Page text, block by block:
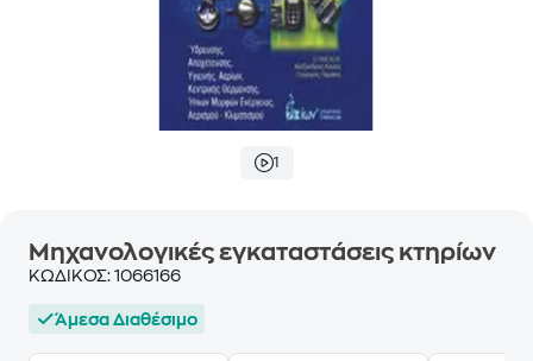
1
Μηχανολογικές εγκαταστάσεις κτηρίων
ΚΩΔΙΚΟΣ: 1066166
Άμεσα Διαθέσιμο